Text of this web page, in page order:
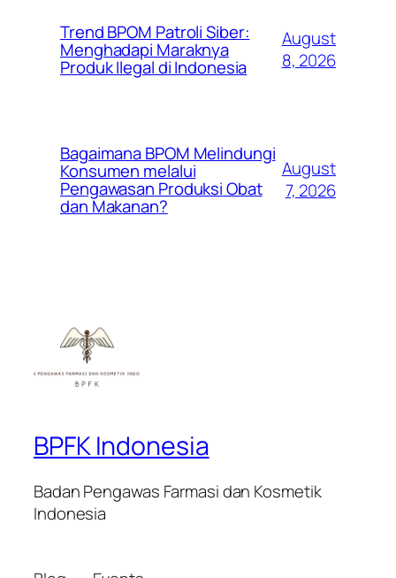
Trend BPOM Patroli Siber:
Menghadapi Maraknya
Produk Ilegal di Indonesia
August
8, 2026
Bagaimana BPOM Melindungi
Konsumen melalui
Pengawasan Produksi Obat
dan Makanan?
August
7, 2026
BPFK Indonesia
Badan Pengawas Farmasi dan Kosmetik
Indonesia